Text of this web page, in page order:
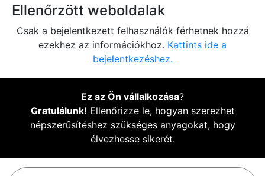
Ellenőrzött weboldalak
Csak a bejelentkezett felhasználók férhetnek hozzá
ezekhez az információkhoz. Kattints ide a
bejelentkezéshez.
Ez az Ön vállalkozása?
Gratulálunk! Ellenőrizze le, hogyan szerezhet
népszerűsítéshez szükséges anyagokat, hogy
élvezhesse sikerét.